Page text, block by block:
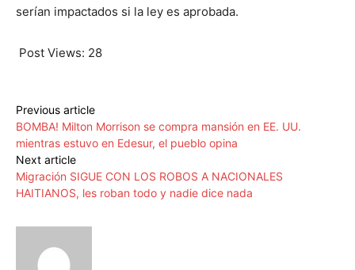
serían impactados si la ley es aprobada.
Post Views: 28
Previous article
BOMBA! Milton Morrison se compra mansión en EE. UU.
mientras estuvo en Edesur, el pueblo opina
Next article
Migración SIGUE CON LOS ROBOS A NACIONALES
HAITIANOS, les roban todo y nadie dice nada